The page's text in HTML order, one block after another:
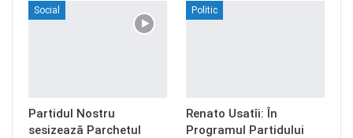
Social
Partidul Nostru
sesizează Parchetul
Politic
Renato Usatîi: În
Programul Partidului